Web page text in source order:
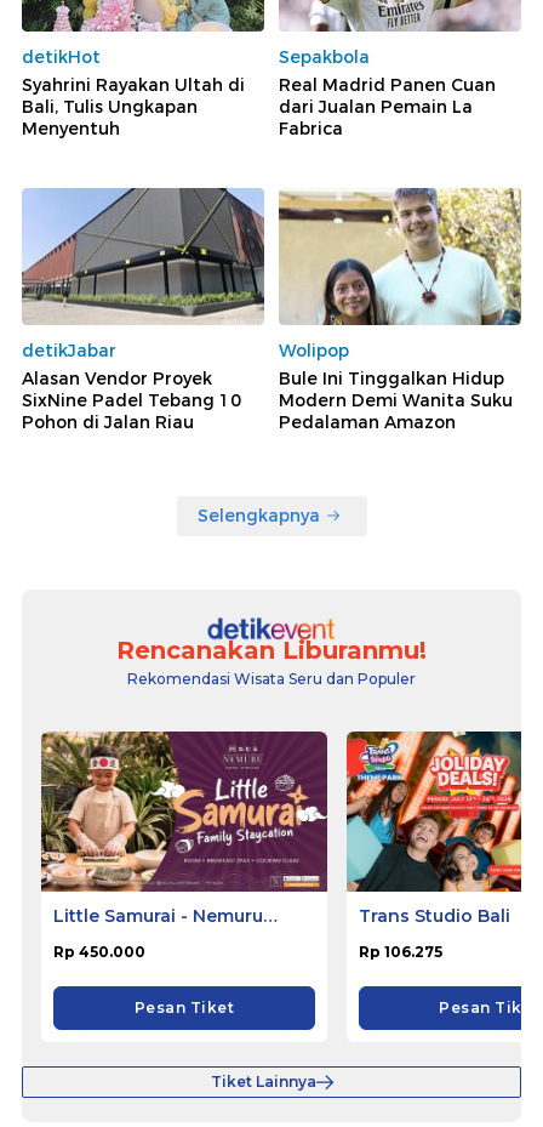
detikHot
Syahrini Rayakan Ultah di
Bali, Tulis Ungkapan
Menyentuh
Sepakbola
Real Madrid Panen Cuan
dari Jualan Pemain La
Fabrica
detikJabar
Alasan Vendor Proyek
SixNine Padel Tebang 10
Pohon di Jalan Riau
Wolipop
Bule Ini Tinggalkan Hidup
Modern Demi Wanita Suku
Pedalaman Amazon
Selengkapnya
Rencanakan Liburanmu!
Rekomendasi Wisata Seru dan Populer
Little Samurai - Nemuru
Rp 450.000
Pesan Tiket
Trans Studio Bali
Rp 106.275
Pesan Tiket
Tiket Lainnya